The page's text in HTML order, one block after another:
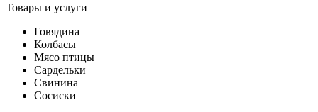
Товары и услуги
Говядина
Колбасы
Мясо птицы
Сардельки
Свинина
Сосиски